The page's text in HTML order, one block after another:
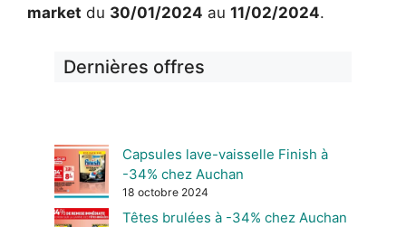
market du 30/01/2024 au 11/02/2024.
Dernières offres
Capsules lave-vaisselle Finish à
-34% chez Auchan
18 octobre 2024
Têtes brulées à -34% chez Auchan